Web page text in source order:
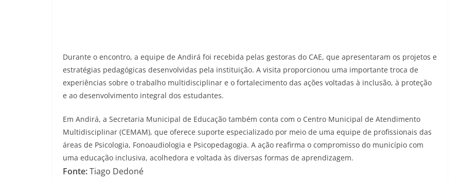
Durante o encontro, a equipe de Andirá foi recebida pelas gestoras do CAE, que apresentaram os projetos e
estratégias pedagógicas desenvolvidas pela instituição. A visita proporcionou uma importante troca de
experiências sobre o trabalho multidisciplinar e o fortalecimento das ações voltadas à inclusão, à proteção
e ao desenvolvimento integral dos estudantes.
Em Andirá, a Secretaria Municipal de Educação também conta com o Centro Municipal de Atendimento
Multidisciplinar (CEMAM), que oferece suporte especializado por meio de uma equipe de profissionais das
áreas de Psicologia, Fonoaudiologia e Psicopedagogia. A ação reafirma o compromisso do município com
uma educação inclusiva, acolhedora e voltada às diversas formas de aprendizagem.
Fonte:Tiago Dedoné